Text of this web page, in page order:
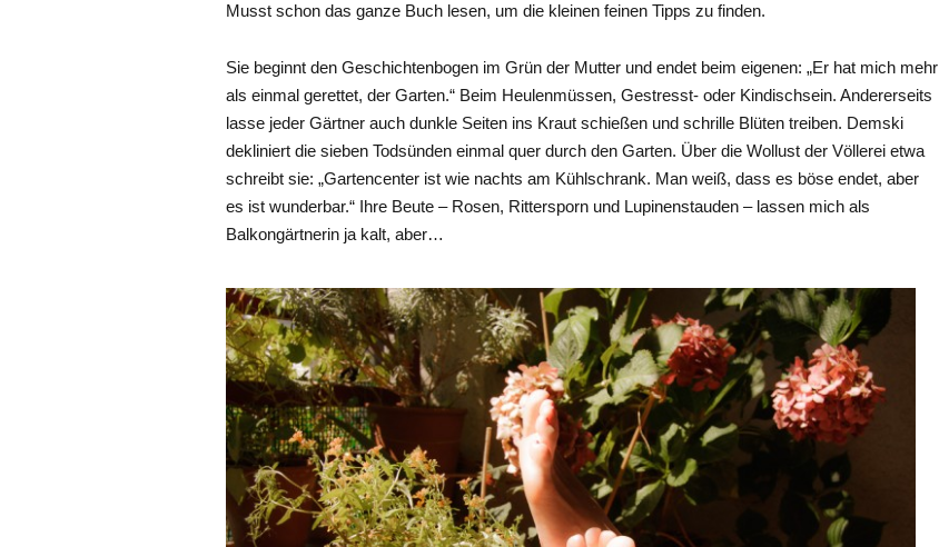
Musst schon das ganze Buch lesen, um die kleinen feinen Tipps zu finden.
Sie beginnt den Geschichtenbogen im Grün der Mutter und endet beim eigenen: „Er hat mich mehr
als einmal gerettet, der Garten.“ Beim Heulenmüssen, Gestresst- oder Kindischsein. Andererseits
lasse jeder Gärtner auch dunkle Seiten ins Kraut schießen und schrille Blüten treiben. Demski
dekliniert die sieben Todsünden einmal quer durch den Garten. Über die Wollust der Völlerei etwa
schreibt sie: „Gartencenter ist wie nachts am Kühlschrank. Man weiß, dass es böse endet, aber
es ist wunderbar.“ Ihre Beute – Rosen, Rittersporn und Lupinenstauden – lassen mich als
Balkongärtnerin ja kalt, aber…